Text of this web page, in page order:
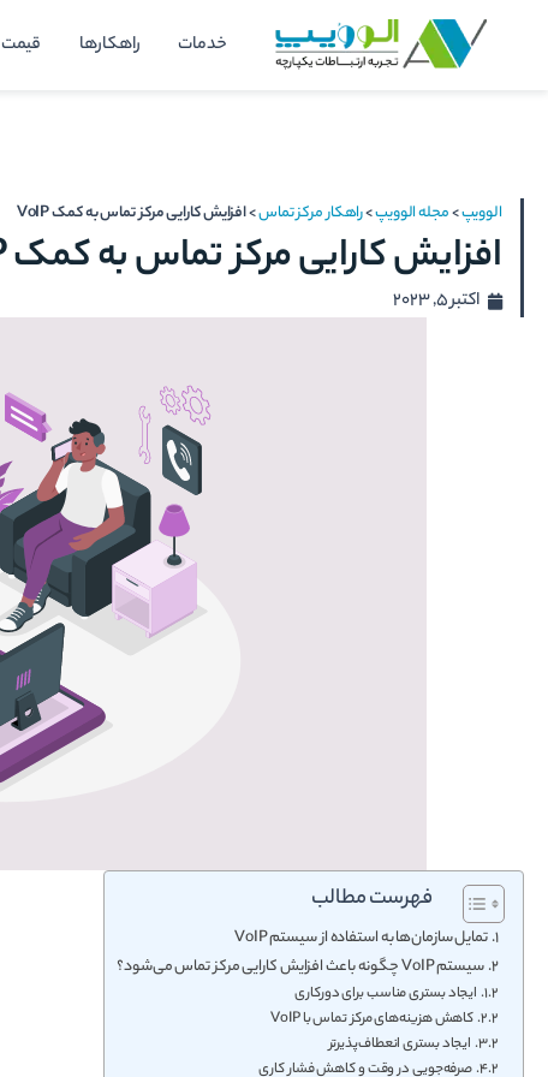
خدمات راهکارها قیمت
الوویپ>مجله الوویپ>راهکار مرکز تماس>افزایش کارایی مرکز تماس به کمک VoIP
افزایش کارایی مرکز تماس به کمک VoIP
اکتبر 5, 2023
فهرست مطالب
تمایل سازمان‌ها به استفاده از سیستم VoIP
سیستم VoIP چگونه باعث افزایش کارایی مرکز تماس می‌شود؟
ایجاد بستری مناسب برای دورکاری
کاهش هزینه‌های مرکز تماس با VoIP
ایجاد بستری انعطاف‌پذیرتر
صرفه‌جویی در وقت و کاهش فشار کاری